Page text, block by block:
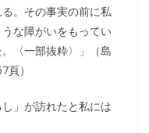
。その事実の前に私
な障がいをもってい
〈一部抜粋〉」（島
）
」が訪れたと私には